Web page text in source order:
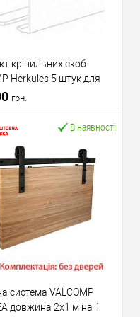
кріпильних скоб
Herkules 5 штук для
товщиною до 45 мм
грн.
У кошик
в 1 клік
До
порівняння
обране
VALCOMP
1В наявності
В наявності
система VALCOMP
довжина 2х1 м на 1